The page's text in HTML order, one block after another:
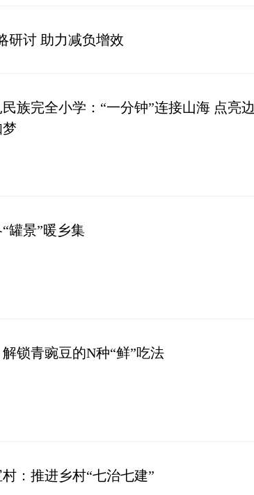
研讨 助力减负增效
族完全小学：“一分钟”连接山海 点亮边
罐景”暖乡集
锁青豌豆的N种“鲜”吃法
：推进乡村“七治七建”